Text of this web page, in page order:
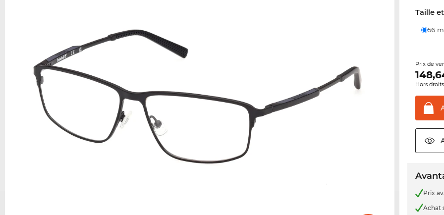
Taille
56
Prix de
Hors
Prix
Achat